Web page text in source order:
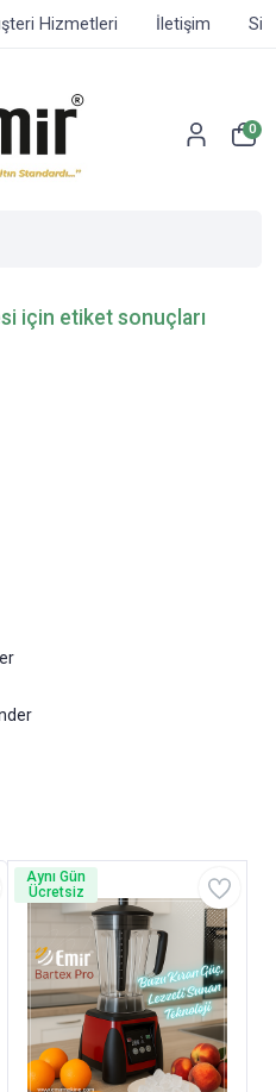
Hizmetleri İletişim
0
için etiket sonuçları
Aynı Gün
Ücretsiz